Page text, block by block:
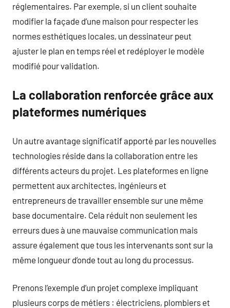
réglementaires. Par exemple, si un client souhaite
modifier la façade d’une maison pour respecter les
normes esthétiques locales, un dessinateur peut
ajuster le plan en temps réel et redéployer le modèle
modifié pour validation.
La collaboration renforcée grâce aux
plateformes numériques
Un autre avantage significatif apporté par les nouvelles
technologies réside dans la collaboration entre les
différents acteurs du projet. Les plateformes en ligne
permettent aux architectes, ingénieurs et
entrepreneurs de travailler ensemble sur une même
base documentaire. Cela réduit non seulement les
erreurs dues à une mauvaise communication mais
assure également que tous les intervenants sont sur la
même longueur d’onde tout au long du processus.
Prenons l’exemple d’un projet complexe impliquant
plusieurs corps de métiers : électriciens, plombiers et